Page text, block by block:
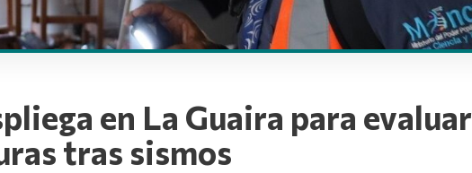
en La Guaira para evaluar
tras sismos